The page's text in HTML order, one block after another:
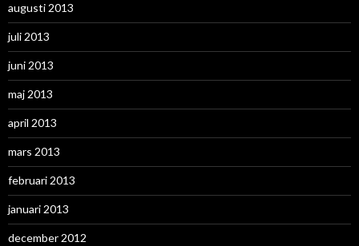
augusti 2013
juli 2013
juni 2013
maj 2013
april 2013
mars 2013
februari 2013
januari 2013
december 2012